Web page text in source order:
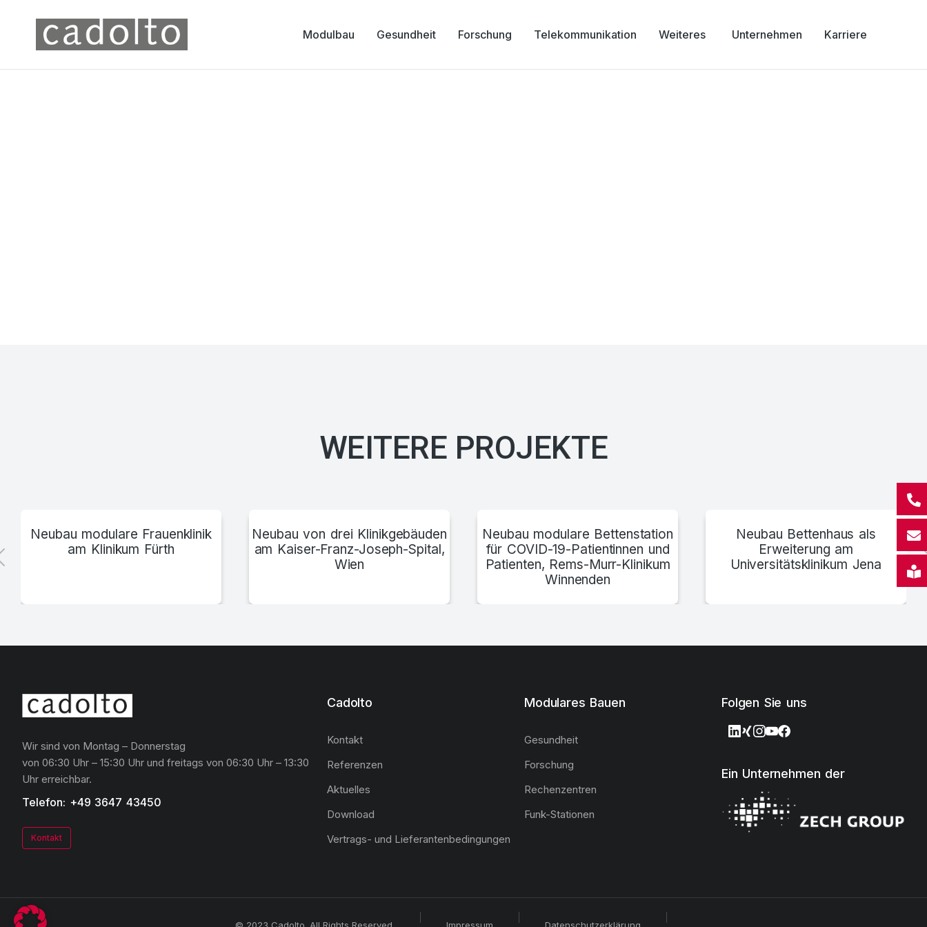
Modulbau Gesundheit Forschung Telekommunikation Weiteres Unternehmen Karriere
WEITERE PROJEKTE
Neubau modulare Frauenklinik
am Klinikum Fürth
Neubau von drei Klinikgebäuden
am Kaiser-Franz-Joseph-Spital,
Wien
Neubau modulare Bettenstation
für COVID-19-Patientinnen und
Patienten, Rems-Murr-Klinikum
Winnenden
Neubau Bettenhaus als
Erweiterung am
Universitätsklinikum Jena
Wir sind von Montag – Donnerstag
von 06:30 Uhr – 15:30 Uhr und freitags von 06:30 Uhr – 13:30
Uhr erreichbar.
Telefon: +49 3647 43450
Kontakt
Cadolto
Kontakt
Referenzen
Aktuelles
Download
Vertrags- und Lieferantenbedingungen
Modulares Bauen
Gesundheit
Forschung
Rechenzentren
Funk-Stationen
Folgen Sie uns
Ein Unternehmen der